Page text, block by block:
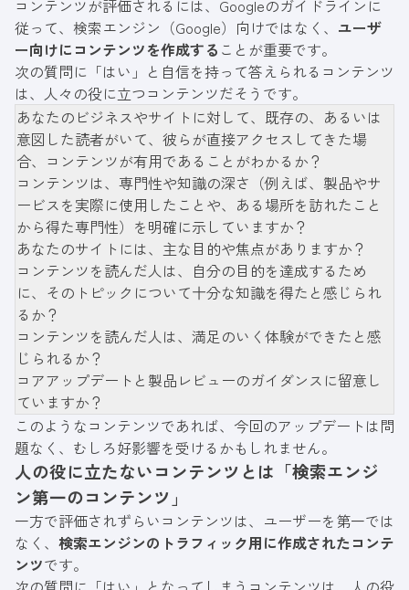
コンテンツが評価されるには、Googleのガイドライン に
従って、検索エンジン（Google）向けではなく、 ユーザ
ー向けにコンテンツを作成する ことが重要です。
次の質問に「はい」と自信を持って答えられるコンテンツ
は、人々の役に立つコンテンツだそうです。
あなたのビジネスやサイトに対して、既存の、あるいは
意図した読者がいて、彼らが直接アクセスしてきた場
合、コンテンツが有用であることがわかるか？
コンテンツは、専門性や知識の深さ（例えば、製品やサ
ービスを実際に使用したことや、ある場所を訪れたこと
から得た専門性）を明確に示していますか？
あなたのサイトには、主な目的や焦点がありますか？
コンテンツを読んだ人は、自分の目的を達成するため
に、そのトピックについて十分な知識を得たと感じられ
るか？
コンテンツを読んだ人は、満足のいく体験ができたと感
じられるか？
コアアップデート と 製品レビューのガイダンスに留意し
ていますか？
このようなコンテンツであれば、今回のアップデートは問
題なく、むしろ好影響を受けるかもしれません。
人の役に立たないコンテンツとは「検索エンジ
ン第一のコンテンツ」
一方で評価されずらいコンテンツは、ユーザーを第一では
なく、 検索エンジンのトラフィック用に作成されたコンテ
ンツです。